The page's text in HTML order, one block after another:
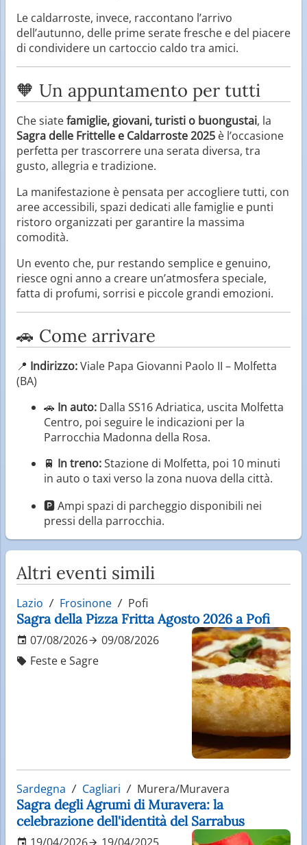
Le caldarroste, invece, raccontano l’arrivo
dell’autunno, delle prime serate fresche e del piacere
di condividere un cartoccio caldo tra amici.
🧡 Un appuntamento per tutti
Che siatefamiglie, giovani, turisti o buongustai, la
Sagra delle Frittelle e Caldarroste 2025 è l’occasione
perfetta per trascorrere una serata diversa, tra
gusto, allegria e tradizione.
La manifestazione è pensata per accogliere tutti, con
aree accessibili, spazi dedicati alle famiglie e punti
ristoro organizzati per garantire la massima
comodità.
Un evento che, pur restando semplice e genuino,
riesce ogni anno a creare un’atmosfera speciale,
fatta di profumi, sorrisi e piccole grandi emozioni.
🚗 Come arrivare
📍 Indirizzo:Viale Papa Giovanni Paolo II – Molfetta
(BA)
🚗 In auto: Dalla SS16 Adriatica, uscita Molfetta
Centro, poi seguire le indicazioni per la
Parrocchia Madonna della Rosa.
🚆 In treno:Stazione di Molfetta, poi 10 minuti
in auto o taxi verso la zona nuova della città.
🅿️ Ampi spazi di parcheggio disponibili nei
pressi della parrocchia.
Altri eventi simili
Lazio Frosinone Pofi
Sagra della Pizza Fritta Agosto 2026 a Pofi
07/08/2026
09/08/2026
Feste e Sagre
Sardegna Cagliari Murera/Muravera
Sagra degli Agrumi di Muravera: la
celebrazione dell'identità del Sarrabus
19/04/2026
19/04/2025